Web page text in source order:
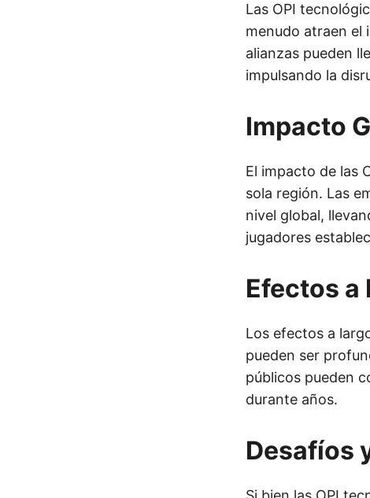
Las OPI
menudo atraen el
alianzas pueden
impulsando la
Impacto
El impacto de las
sola región. Las
nivel global,
jugadores
Efectos a
Los efectos a
pueden ser
públicos pueden
durante años.
Desafíos